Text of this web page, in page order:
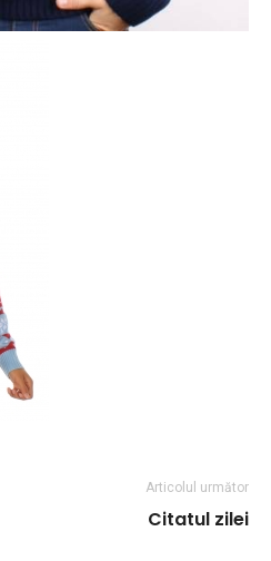
Articolul următor
Citatul zilei